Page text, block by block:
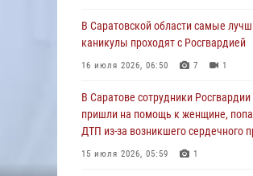
16 июля 2026, 06:50 7 1
В Саратове сотрудники Росгвардии
ДТП из-за возникшего сердечного
15 июля 2026, 05:59 1
В Саратове продолжается
В Саратовской области самые
каникулы проходят с Росгвардией
16 июля 2026, 06:50 7 1
В Саратове сотрудники
пришли на помощь к женщине,
ДТП из-за возникшего сердечного
15 июля 2026, 05:59 1